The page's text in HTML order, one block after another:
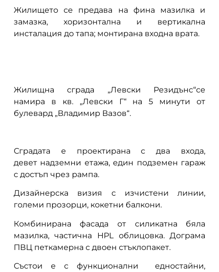
Жилището се предава на фина мазилка и
замазка, хоризонтална и вертикална
инсталация до тапа; монтирана входна врата.
Жилищна сграда „Левски Резидънс“се
намира в кв. „Левски Г“ на 5 минути от
булевард „Владимир Вазов“.
Сградата е проектирана с два входа,
девет надземни етажа, един подземен гараж
с достъп чрез рампа.
Дизайнерска визия с изчистени линии,
големи прозорци, кокетни балкони.
Комбинирана фасада от силикатна бяла
мазилка, частична HPL облицовка. Дограма
ПВЦ петкамерна с двоен стъклопакет.
Състои е с функционални едностайни,